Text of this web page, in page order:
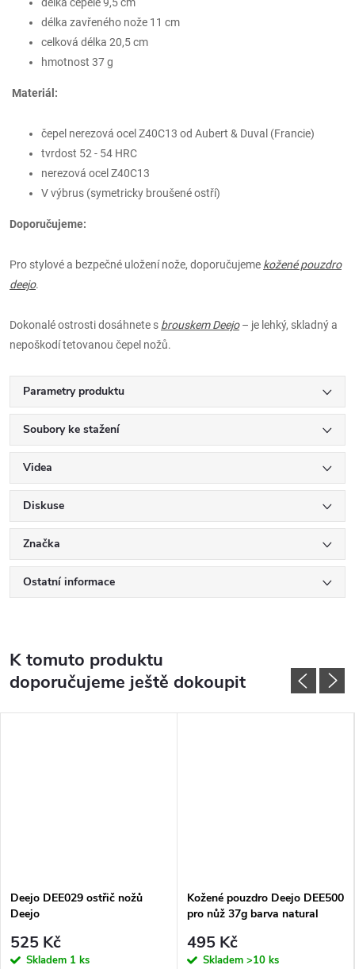
délka zavřeného nože 11 cm
celková délka 20,5 cm
hmotnost 37 g
Materiál:
čepel nerezová ocel Z40C13 od Aubert & Duval (Francie)
tvrdost 52 - 54 HRC
nerezová ocel Z40C13
V výbrus (symetricky broušené ostří)
Doporučujeme:
Pro stylové a bezpečné uložení nože, doporučujeme kožené pouzdro
deejo.
Dokonalé ostrosti dosáhnete s brouskem Deejo– je lehký, skladný a
nepoškodí tetovanou čepel nožů.
Parametry produktu
Soubory ke stažení
Videa
Diskuse
Značka
Ostatní informace
K tomuto produktu
doporučujeme ještě dokoupit
Deejo DEE029 ostřič nožů
Deejo
525 Kč
Skladem 1 ks
Kožené pouzdro Deejo DEE500
pro nůž 37g barva natural
495 Kč
Skladem >10 ks